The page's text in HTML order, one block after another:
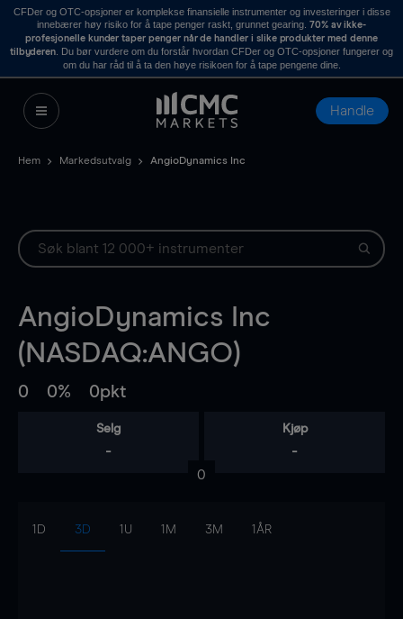
CFDer og OTC-opsjoner er komplekse finansielle instrumenter og investeringer i disse
innebærer høy risiko for å tape penger raskt, grunnet gearing. 70% av ikke-
profesjonelle kunder taper penger når de handler i slike produkter med denne
tilbyderen . Du bør vurdere om du forstår hvordan CFDer og OTC-opsjoner fungerer og
om du har råd til å ta den høye risikoen for å tape pengene dine.
Handle
Hem Markedsutvalg AngioDynamics Inc
AngioDynamics Inc
(NASDAQ:ANGO)
0 0% 0pkt
Selg
-
Kjøp
-
0
1D 3D 1U 1M 3M 1ÅR